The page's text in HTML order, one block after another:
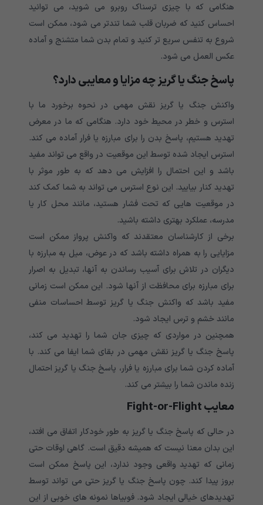
هنگامی که با چیزی ترسناک روبرو می شوید، می توانید
احساس کنید که ضربان قلب شما تندتر می شود، ممکن است
شروع به تنفس سریع تر کنید و تمام بدن شما متشنج و آماده
عکس العمل می شود.
پاسخ جنگ یا گریز چه مزایا و معایبی دارد؟
واکنش جنگ یا گریز نقش مهمی در نحوه برخورد ما با
استرس و خطر در محیط خود دارد. هنگامی که ما در معرض
تهدید هستیم، پاسخ بدن را برای مبارزه یا فرار آماده می کند.
استرس ایجاد شده توسط این موقعیت در واقع می تواند مفید
باشد و این احتمال را افزایش می دهد که به طور موثر با
تهدید کنار بیایید. این نوع استرس می تواند به شما کمک کند
در موقعیت هایی که تحت فشار هستید، مانند محل کار یا
مدرسه، عملکرد بهتری داشته باشید.
برخی از کارشناسان معتقدند که واکنش پرواز ممکن است
مزایایی را به همراه داشته باشد که در عوض، میل به مبارزه با
دیگران در تلاش برای آسیب رساندن به آنها، تبدیل به اصرار
برای مبارزه برای محافظت از آنها شود. این ممکن است زمانی
مفید باشد که واکنش جنگ یا گریز توسط احساسات منفی
مانند خشم و ترس ایجاد شود.
همچنین در مواردی که چیزی جان شما را تهدید می کند،
پاسخ جنگ یا گریز نقش مهمی در بقای شما ایفا می کند. با
آماده کردن شما برای مبارزه یا فرار، پاسخ جنگ یا گریز احتمال
زنده ماندن شما را بیشتر می کند.
معایب
در حالی که پاسخ جنگ یا گریز به طور خودکار اتفاق می افتد،
این بدان معنا نیست که همیشه دقیق است. گاهی اوقات حتی
زمانی که تهدید واقعی وجود ندارد، این پاسخ ممکن است
بروز پیدا کند. چون پاسخ جنگ یا گریز حتی می تواند توسط
تهدیدهای خیالی ایجاد شود. فوبیاها نمونه های خوبی از این